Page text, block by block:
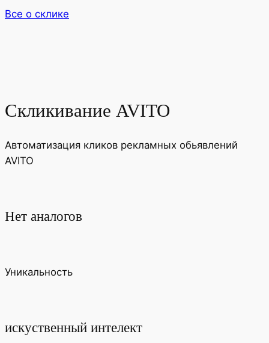
Все о склике
Скликивание AVITO
Автоматизация кликов рекламных обьявлений
AVITO
Нет аналогов
Уникальность
искуственный интелект